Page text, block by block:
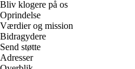
Bliv klogere på os
Oprindelse
Værdier og mission
Bidragydere
Send støtte
Adresser